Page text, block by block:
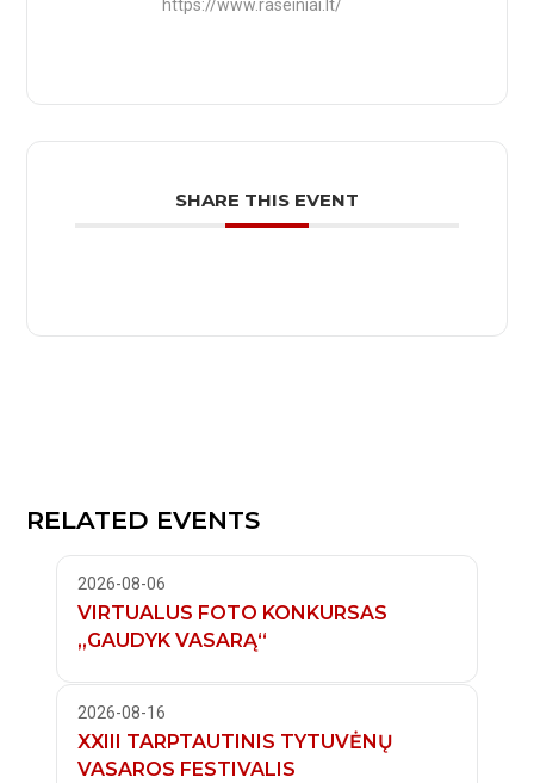
https://www.raseiniai.lt/
SHARE THIS EVENT
RELATED EVENTS
2026-08-06
VIRTUALUS FOTO KONKURSAS
„GAUDYK VASARĄ“
2026-08-16
XXIII TARPTAUTINIS TYTUVĖNŲ
VASAROS FESTIVALIS